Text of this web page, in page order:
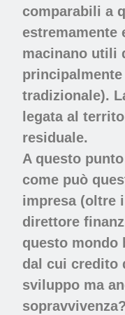
comparabili a
estremamente
macinano utili
tradizionale).
legata al
residuale.
A questo
come può
impresa (oltre
direttore
questo mondo
dal cui credito
sviluppo ma